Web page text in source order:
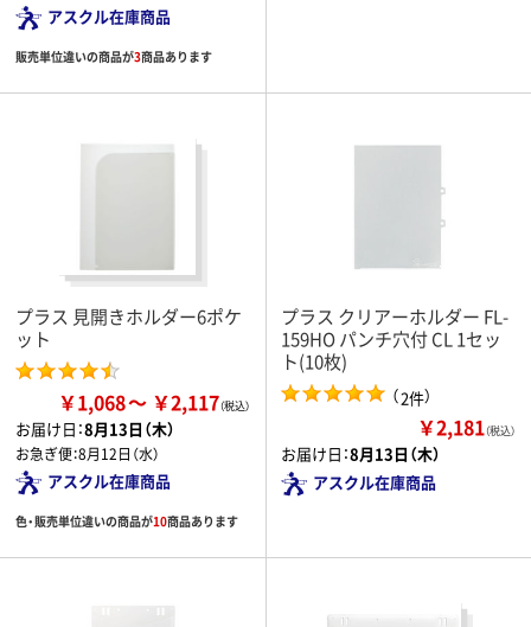
アスクル在庫商品
販売単位違いの商品が3商品あります
プラス 見開きホルダー6ポケ
ット
￥1,068 ￥2,117
お届け日：8月13日（木）
お急ぎ便：8月12日（水）
アスクル在庫商品
色・販売単位違いの商品が10商品あります
プラス クリアーホルダー FL-
159HO パンチ穴付 CL 1セッ
ト(10枚)
（2件）
￥2,181（税込）
お届け日：8月13日（木）
アスクル在庫商品